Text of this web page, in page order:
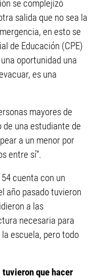
se complejizó
salida que no sea la
en esto se
de Educación (CPE)
oportunidad una
es una
mayores de
de una estudiante de
a un menor por
entre sí”.
cuenta con un
año pasado tuvieron
a las
necesaria para
escuela, pero todo
que hacer